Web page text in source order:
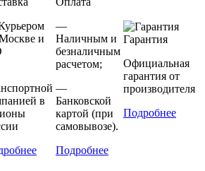
и
в
—
Наличным и
безналичным
расчетом;
—
Банковской
картой (при
самовывозе).
Подробнее
Гарантия
Официальная
гарантия от
производителя
Подробнее